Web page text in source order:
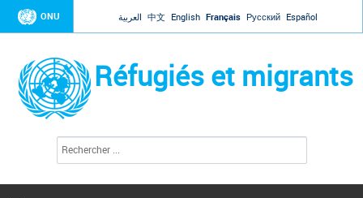
Jump to navigation
ONU العربية 中文 English Français Русский Español
Réfugiés et migrants
c